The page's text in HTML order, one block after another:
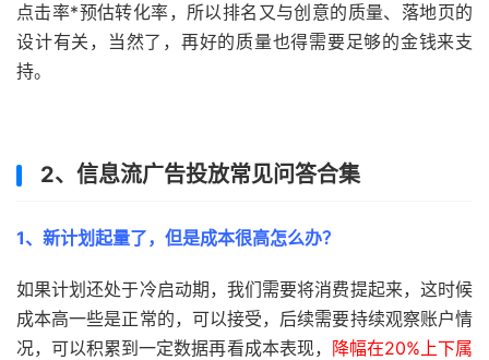
点击率*预估转化率，所以排名又与创意的质量、落地页的
设计有关，当然了，再好的质量也得需要足够的金钱来支
持。
2、信息流广告投放常见问答合集
1、新计划起量了，但是成本很高怎么办？
如果计划还处于冷启动期，我们需要将消费提起来，这时候
成本高一些是正常的，可以接受，后续需要持续观察账户情
况，可以积累到一定数据再看成本表现， 降幅在20%上下属